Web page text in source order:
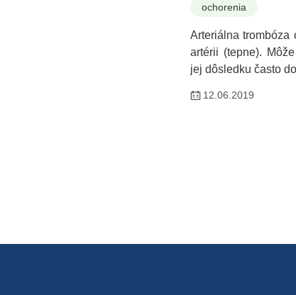
ochorenia
Arteriálna trombóza
artérii (tepne).
jej dôsledku často
12.06.2019